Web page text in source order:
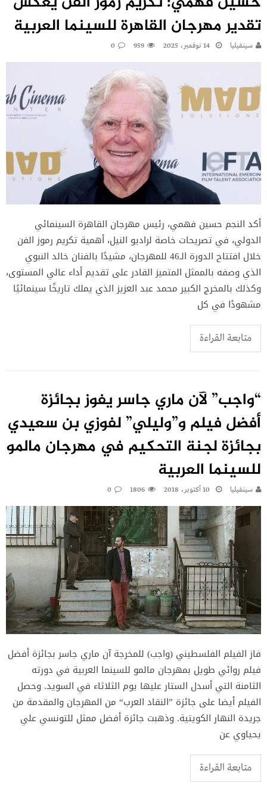
تقدير مهرجان القاهرة للسينما العربية
سينفيليا 14 نوفمبر، 2025 959
0
أكد النجم حسين فهمي، رئيس مهرجان القاهرة السينمائي
الدولي، في تصريحات خاصة لراديو النيل، أهمية تكريم رموز الفن
خلال افتتاح الدورة الـ46 للمهرجان، مشيدًا بالفنان خالد النبوي
الذي وصفه بالممثل المتميز القادر على تقديم أداء عالي المستوى،
وكذلك بالمخرج الكبير محمد عبد العزيز الذي يملك تاريخًا سينمائيًا
مشهودًا في كل
متابعة القراءة
“واجب” لآن ماري جاسر يفوز بجائزة
أفضل فيلم و”وليلي” لفوزي بن سعيدي
بجائزة لجنة التحكيم في مهرجان مالمو
للسينما العربية
سينفيليا 10 أكتوبر، 2018 1806
0
فاز الفيلم الفلسطيني (واجب) للمخرجة آن ماري جاسر بجائزة أفضل
فيلم روائي طويل بمهرجان مالمو للسينما العربية في دورته
الثامنة التي أسدل الستار عليها يوم الثلاثاء في السويد. وحصل
الفيلم أيضا على جائزة ”النقاد العرب“ من المهرجان والمقدمة من
جريدة النهار الكويتية. وذهبت جائزة أفضل ممثل للتونسي علي
يحياوي عن
متابعة القراءة